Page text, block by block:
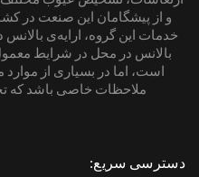
و از پیشگامان این صنعت در
خدمات این گروه، ارایه‌ی
بالانس در محل در شرایط
است، اما در بسیاری از
ملاحظات خاصی باشد که
دسترسی سریع: